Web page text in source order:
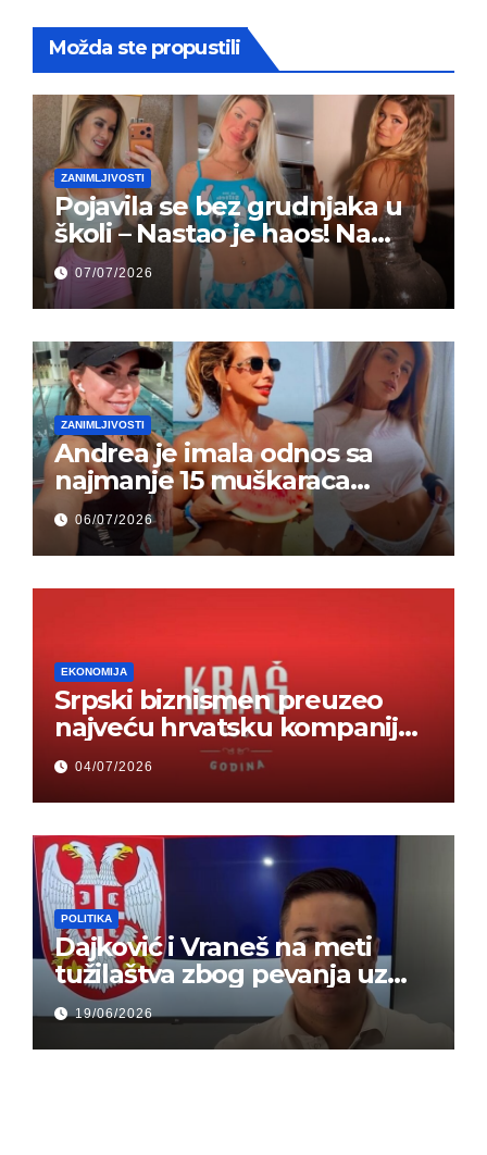
Možda ste propustili
ZANIMLJIVOSTI
Pojavila se bez grudnjaka u
školi – Nastao je haos! Na
grupi je majke napale (FOTO)
07/07/2026
ZANIMLJIVOSTI
Andrea je imala odnos sa
najmanje 15 muškaraca
odjednom – „Doktor mi je
rekao…“ (FOTO)
06/07/2026
EKONOMIJA
Srpski biznismen preuzeo
najveću hrvatsku kompaniju i
ponos zemlje – Hrvati ne
mogu da veruju
04/07/2026
POLITIKA
Dajković i Vraneš na meti
tužilaštva zbog pevanja uz
gusle
19/06/2026